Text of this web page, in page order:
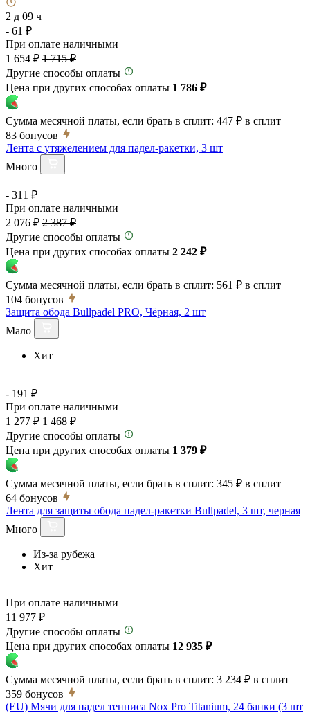
2 д 09 ч
- 61 ₽
При оплате наличными
1 654 ₽ 1 715 ₽
Другие способы оплаты
Цена при других способах оплаты 1 786 ₽
Сумма месячной платы, если брать в сплит: 447 ₽ в сплит
83 бонусов
Лента с утяжелением для падел-ракетки, 3 шт
Много
- 311 ₽
При оплате наличными
2 076 ₽ 2 387 ₽
Другие способы оплаты
Цена при других способах оплаты 2 242 ₽
Сумма месячной платы, если брать в сплит: 561 ₽ в сплит
104 бонусов
Защита обода Bullpadel PRO, Чёрная, 2 шт
Мало
Хит
- 191 ₽
При оплате наличными
1 277 ₽ 1 468 ₽
Другие способы оплаты
Цена при других способах оплаты 1 379 ₽
Сумма месячной платы, если брать в сплит: 345 ₽ в сплит
64 бонусов
Лента для защиты обода падел-ракетки Bullpadel, 3 шт, черная
Много
Из-за рубежа
Хит
При оплате наличными
11 977 ₽
Другие способы оплаты
Цена при других способах оплаты 12 935 ₽
Сумма месячной платы, если брать в сплит: 3 234 ₽ в сплит
359 бонусов
(EU) Мячи для падел тенниса Nox Pro Titanium, 24 банки (3 шт